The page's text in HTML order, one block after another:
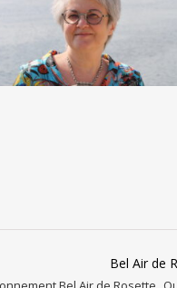
Bel Air de